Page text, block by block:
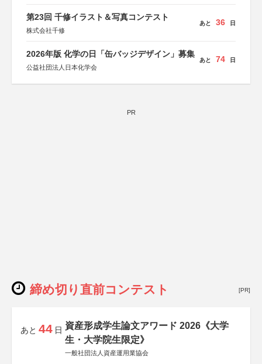
第23回 千修イラスト＆写真コンテスト
株式会社千修
あと 36 日
2026年版 化学の日「缶バッジデザイン」募集
公益社団法人日本化学会
あと 74 日
PR
締め切り直前コンテスト [PR]
あと 44 日 資産形成学生論文アワード 2026《大学
生・大学院生限定》
一般社団法人資産運用業協会